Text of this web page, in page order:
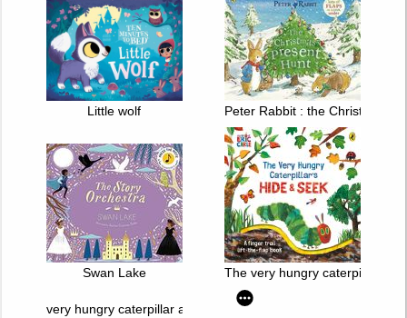
Little wolf Peter Rabbit : the Christmas
Swan Lake The very hungry caterpillar's
very hungry caterpillar at the bakeshop